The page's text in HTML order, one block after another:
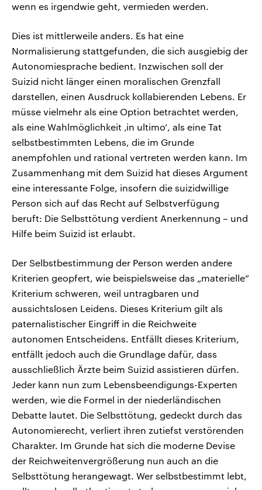
wenn es irgendwie geht, vermieden werden.
Dies ist mittlerweile anders. Es hat eine
Normalisierung stattgefunden, die sich ausgiebig der
Autonomiesprache bedient. Inzwischen soll der
Suizid nicht länger einen moralischen Grenzfall
darstellen, einen Ausdruck kollabierenden Lebens. Er
müsse vielmehr als eine Option betrachtet werden,
als eine Wahlmöglichkeit ‚in ultimo‘, als eine Tat
selbstbestimmten Lebens, die im Grunde
anempfohlen und rational vertreten werden kann. Im
Zusammenhang mit dem Suizid hat dieses Argument
eine interessante Folge, insofern die suizidwillige
Person sich auf das Recht auf Selbstverfügung
beruft: Die Selbsttötung verdient Anerkennung – und
Hilfe beim Suizid ist erlaubt.
Der Selbstbestimmung der Person werden andere
Kriterien geopfert, wie beispielsweise das „materielle“
Kriterium schweren, weil untragbaren und
aussichtslosen Leidens. Dieses Kriterium gilt als
paternalistischer Eingriff in die Reichweite
autonomen Entscheidens. Entfällt dieses Kriterium,
entfällt jedoch auch die Grundlage dafür, dass
ausschließlich Ärzte beim Suizid assistieren dürfen.
Jeder kann nun zum Lebensbeendigungs-Experten
werden, wie die Formel in der niederländischen
Debatte lautet. Die Selbsttötung, gedeckt durch das
Autonomierecht, verliert ihren zutiefst verstörenden
Charakter. Im Grunde hat sich die moderne Devise
der Reichweitenvergrößerung nun auch an die
Selbsttötung herangewagt. Wer selbstbestimmt lebt,